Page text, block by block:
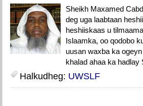
Sheikh Maxamed
deg uga laabtaan
heshiiskaas u
Islaamka, oo qodobo
uusan waxba ka
khalad ahaa ka hadlay
Halkudheg: UWSLF